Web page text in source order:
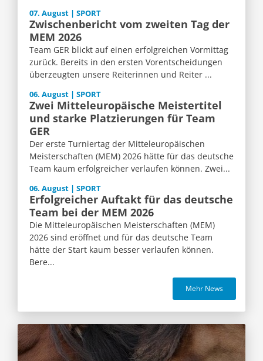
07. August | SPORT
Zwischenbericht vom zweiten Tag der
MEM 2026
Team GER blickt auf einen erfolgreichen Vormittag
zurück. Bereits in den ersten Vorentscheidungen
überzeugten unsere Reiterinnen und Reiter ...
06. August | SPORT
Zwei Mitteleuropäische Meistertitel
und starke Platzierungen für Team
GER
Der erste Turniertag der Mitteleuropäischen
Meisterschaften (MEM) 2026 hätte für das deutsche
Team kaum erfolgreicher verlaufen können. Zwei...
06. August | SPORT
Erfolgreicher Auftakt für das deutsche
Team bei der MEM 2026
Die Mitteleuropäischen Meisterschaften (MEM)
2026 sind eröffnet und für das deutsche Team
hätte der Start kaum besser verlaufen können.
Bere...
Mehr News